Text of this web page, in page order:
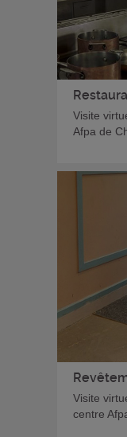
Visite
Afpa de
Visite
centre